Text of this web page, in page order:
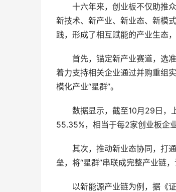
十六年来，创业板不仅助推众
新技术、新产业、新业态、新模
践，形成了相互赋能的产业生态
首先，锚定新产业赛道，选准
着力支持相关企业通过并购重组
模化产业“星群”。
数据显示，截至10月29日，上
55.35%，相当于每2家创业板企
其次，推动新业态协同，打通
垒，将“星群”串联成完整产业链
以新能源产业链为例，据《证